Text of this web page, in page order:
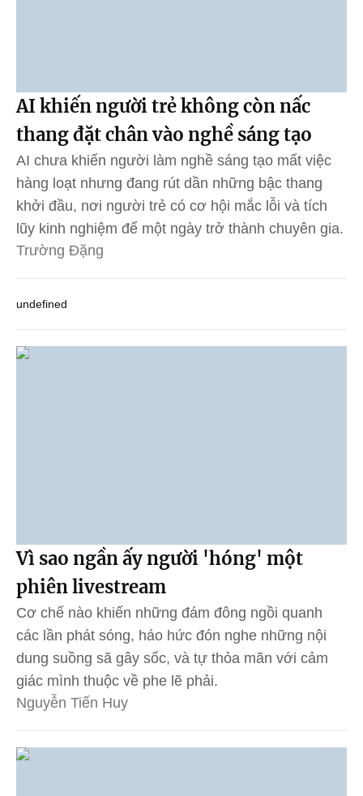
AI khiến người trẻ không còn nấc
thang đặt chân vào nghề sáng tạo
AI chưa khiến người làm nghề sáng tạo mất việc
hàng loạt nhưng đang rút dần những bậc thang
khởi đầu, nơi người trẻ có cơ hội mắc lỗi và tích
lũy kinh nghiệm để một ngày trở thành chuyên gia.
Trường Đặng
undefined
Vì sao ngần ấy người 'hóng' một
phiên livestream
Cơ chế nào khiến những đám đông ngồi quanh
các lần phát sóng, háo hức đón nghe những nội
dung suồng sã gây sốc, và tự thỏa mãn với cảm
giác mình thuộc về phe lẽ phải.
Nguyễn Tiến Huy